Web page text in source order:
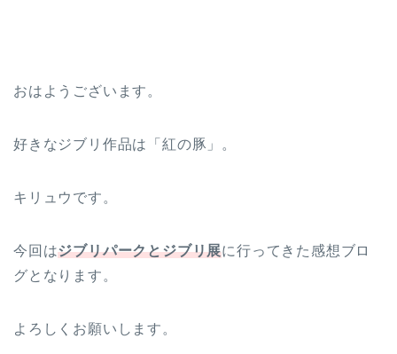
おはようございます。
好きなジブリ作品は「紅の豚」。
キリュウです。
今回はジブリパークとジブリ展に行ってきた感想ブロ
グとなります。
よろしくお願いします。